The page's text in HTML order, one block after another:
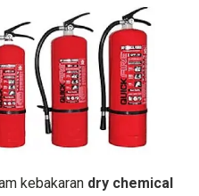
kebakaran dry chemical